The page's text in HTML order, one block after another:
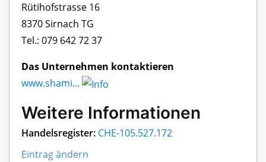
Rütihofstrasse 16
8370 Sirnach TG
Tel.: 079 642 72 37
Das Unternehmen kontaktieren
www.shami...
Weitere Informationen
Handelsregister: CHE-105.527.172
Eintrag ändern